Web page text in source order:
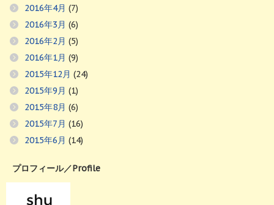
2016年4月 (7)
2016年3月 (6)
2016年2月 (5)
2016年1月 (9)
2015年12月 (24)
2015年9月 (1)
2015年8月 (6)
2015年7月 (16)
2015年6月 (14)
プロフィール／Profile